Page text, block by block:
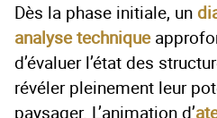
Dès la phase initiale, un
analyse technique
d’évaluer l’état des
révéler pleinement leur
paysager. L’animation d’